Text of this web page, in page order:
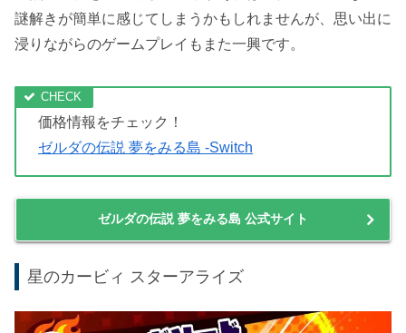
筆者のように原作をプレイしたことある人には是非手に取
グラフィックはゲームボーイ版から超進化を果たしてお
り、ジオラマ風の今までにない雰囲気のゼルダを味わえま
す。
当然過去作をプレイしたことがあれば、ダンジョンなどの
謎解きが簡単に感じてしまうかもしれませんが、思い出に
浸りながらのゲームプレイもまた一興です。